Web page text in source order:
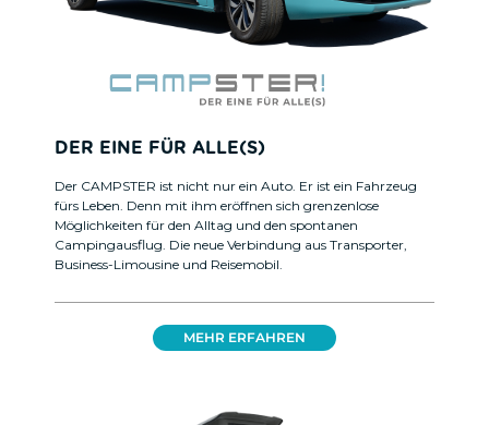
DER EINE FÜR ALLE(S)
Der CAMPSTER ist nicht nur ein Auto. Er ist ein Fahrzeug
fürs Leben. Denn mit ihm eröffnen sich grenzenlose
Möglichkeiten für den Alltag und den spontanen
Campingausflug. Die neue Verbindung aus Transporter,
Business-Limousine und Reisemobil.
MEHR ERFAHREN